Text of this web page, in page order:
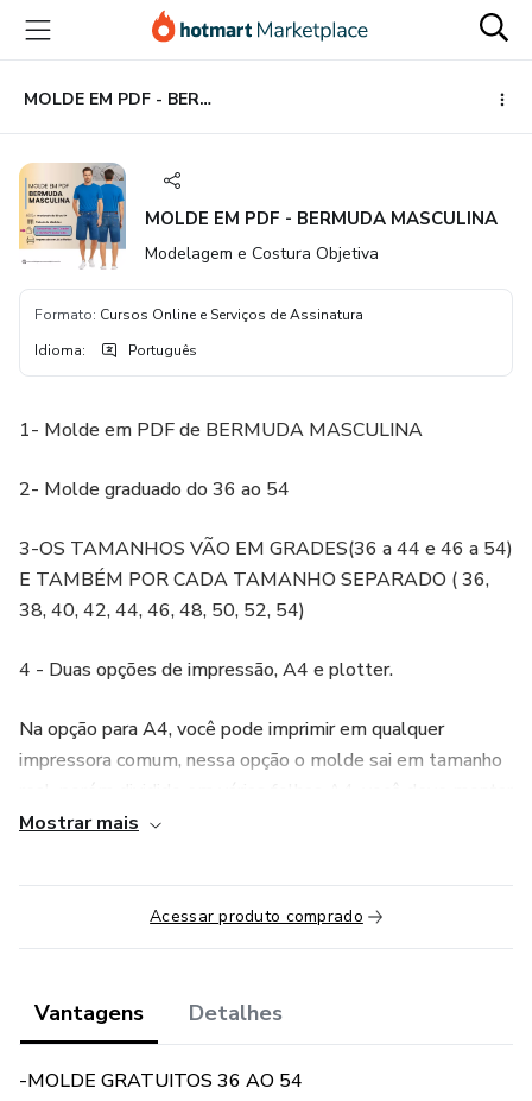
para
conteúdo
principal
para
pagamento
para
rodapé
MOLDE EM PDF - BERMUDA MASCULINA
MOLDE EM PDF - BERMUDA MASCULINA
Modelagem e Costura Objetiva
Formato: Cursos Online e Serviços de Assinatura
Idioma: Português
1- Molde em PDF de BERMUDA MASCULINA
2- Molde graduado do 36 ao 54
3-OS TAMANHOS VÃO EM GRADES(36 a 44 e 46 a 54)
E TAMBÉM POR CADA TAMANHO SEPARADO ( 36,
38, 40, 42, 44, 46, 48, 50, 52, 54)
4 - Duas opções de impressão, A4 e plotter.
Na opção para A4, você pode imprimir em qualquer
impressora comum, nessa opção o molde sai em tamanho
e colar as folhas.
A modelagem é em PDF, não disponibilizamos em outro
recortar.
PODEM SER IMPRESSOS EM QUALQUER
Mostrar mais
Acessar produto comprado
Vantagens Detalhes
-MOLDE GRATUITOS 36 AO 54